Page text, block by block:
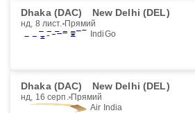
Dhaka (DAC) New Delhi (DEL)
нд, 8 лист. Прямий
IndiGo
Dhaka (DAC) New Delhi (DEL)
нд, 16 серп. Прямий
Air India